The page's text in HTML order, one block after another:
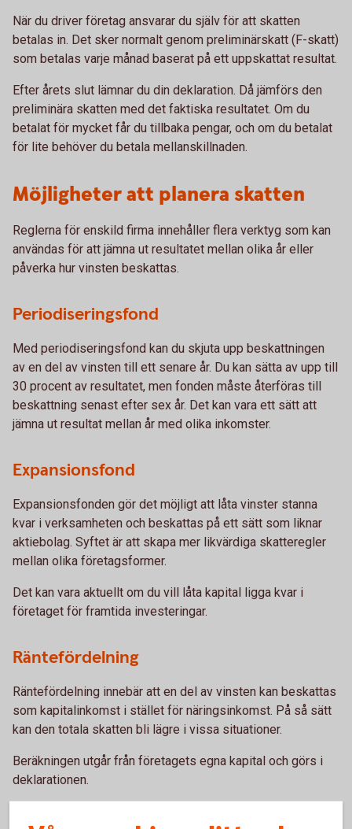
När du driver företag ansvarar du själv för att skatten
betalas in. Det sker normalt genom preliminärskatt (F-skatt)
som betalas varje månad baserat på ett uppskattat resultat.
Efter årets slut lämnar du din deklaration. Då jämförs den
preliminära skatten med det faktiska resultatet. Om du
betalat för mycket får du tillbaka pengar, och om du betalat
för lite behöver du betala mellanskillnaden.
Möjligheter att planera skatten
Reglerna för enskild firma innehåller flera verktyg som kan
användas för att jämna ut resultatet mellan olika år eller
påverka hur vinsten beskattas.
Periodiseringsfond
Med periodiseringsfond kan du skjuta upp beskattningen
av en del av vinsten till ett senare år. Du kan sätta av upp till
30 procent av resultatet, men fonden måste återföras till
beskattning senast efter sex år. Det kan vara ett sätt att
jämna ut resultat mellan år med olika inkomster.
Expansionsfond
Expansionsfonden gör det möjligt att låta vinster stanna
kvar i verksamheten och beskattas på ett sätt som liknar
aktiebolag. Syftet är att skapa mer likvärdiga skatteregler
mellan olika företagsformer.
Det kan vara aktuellt om du vill låta kapital ligga kvar i
företaget för framtida investeringar.
Räntefördelning
Räntefördelning innebär att en del av vinsten kan beskattas
som kapitalinkomst i stället för näringsinkomst. På så sätt
kan den totala skatten bli lägre i vissa situationer.
Beräkningen utgår från företagets egna kapital och görs i
deklarationen.